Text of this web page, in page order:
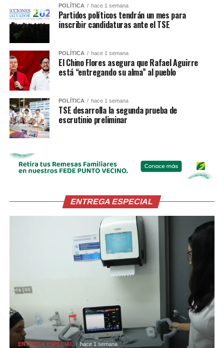
POLÍTICA hace 1 semana
Partidos políticos tendrán un mes para
inscribir candidaturas ante el TSE
POLÍTICA hace 1 semana
El Chino Flores asegura que Rafael Aguirre
está “entregando su alma” al pueblo
POLÍTICA hace 1 semana
TSE desarrolla la segunda prueba de
escrutinio preliminar
ENTREGA ESPECIAL
ENTREGA ESPECIAL hace 1 semana